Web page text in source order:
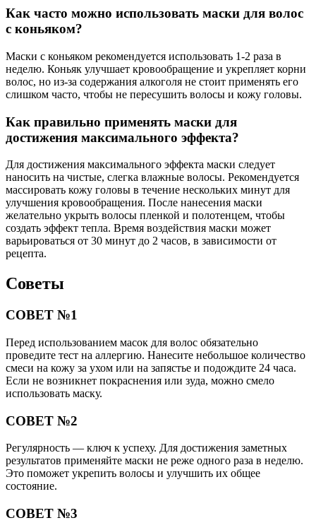
Как часто можно использовать маски для волос
с коньяком?
Маски с коньяком рекомендуется использовать 1-2 раза в
неделю. Коньяк улучшает кровообращение и укрепляет корни
волос, но из-за содержания алкоголя не стоит применять его
слишком часто, чтобы не пересушить волосы и кожу головы.
Как правильно применять маски для
достижения максимального эффекта?
Для достижения максимального эффекта маски следует
наносить на чистые, слегка влажные волосы. Рекомендуется
массировать кожу головы в течение нескольких минут для
улучшения кровообращения. После нанесения маски
желательно укрыть волосы пленкой и полотенцем, чтобы
создать эффект тепла. Время воздействия маски может
варьироваться от 30 минут до 2 часов, в зависимости от
рецепта.
Советы
СОВЕТ №1
Перед использованием масок для волос обязательно
проведите тест на аллергию. Нанесите небольшое количество
смеси на кожу за ухом или на запястье и подождите 24 часа.
Если не возникнет покраснения или зуда, можно смело
использовать маску.
СОВЕТ №2
Регулярность — ключ к успеху. Для достижения заметных
результатов применяйте маски не реже одного раза в неделю.
Это поможет укрепить волосы и улучшить их общее
состояние.
СОВЕТ №3